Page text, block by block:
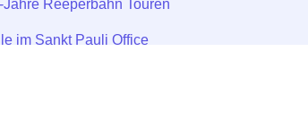
Jahre Reeperbahn Touren
im Sankt Pauli Office